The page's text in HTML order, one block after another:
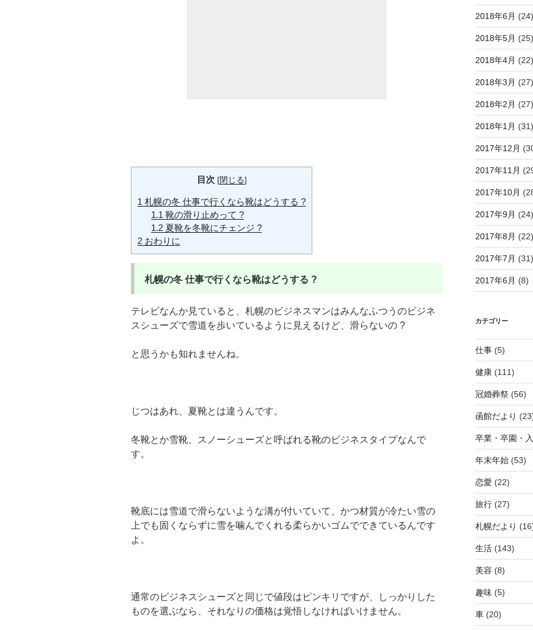
目次 [閉じる]
1 札幌の冬 仕事で行くなら靴はどうする ?
1.1靴の滑り止めって ?
1.2夏靴を冬靴にチェンジ ?
2 おわりに
札幌の冬 仕事で行くなら靴はどうする ?
テレビなんか見ていると、札幌のビジネスマンはみんなふつうのビジネ
スシューズで雪道を歩いているように見えるけど、滑らないの ?
と思うかも知れませんね。
じつはあれ、夏靴とは違うんです。
冬靴とか雪靴、スノーシューズと呼ばれる靴のビジネスタイプなんで
す。
靴底には雪道で滑らないような溝が付いていて、かつ材質が冷たい雪の
上でも固くならずに雪を噛んでくれる柔らかいゴムでできているんです
よ。
通常のビジネスシューズと同じで値段はピンキリですが、しっかりした
ものを選ぶなら、それなりの価格は覚悟しなければいけません。
2018年6月 (24)
2018年5月 (25)
2018年4月 (22)
2018年3月 (27)
2018年2月 (27)
2018年1月 (31)
2017年12月
2017年11月
2017年10月
2017年9月 (24)
2017年8月 (22)
2017年7月 (31)
2017年6月 (8)
カテゴリー
仕事(5)
健康(111)
冠婚葬祭(56)
函館だより
卒業・卒園・
年末年始(53)
恋愛 (22)
旅行(27)
札幌だより
生活(143)
美容 (8)
趣味(5)
車(20)